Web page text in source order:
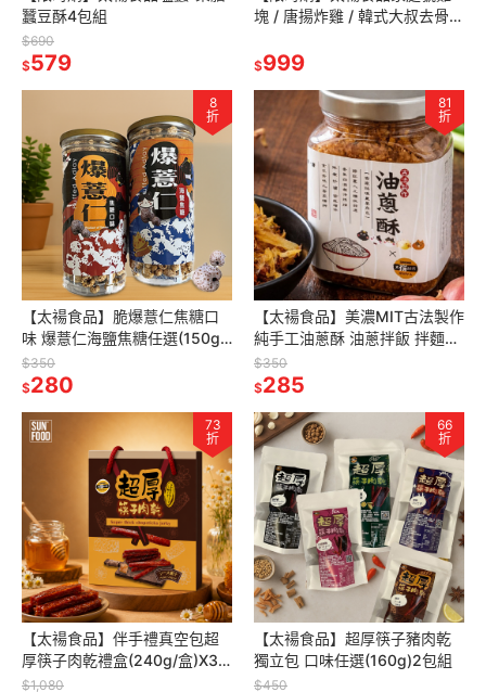
蠶豆酥4包組
$690
$579
塊 / 唐揚炸雞 / 韓式大叔去骨炸
$999
8
折
【太禓食品】脆爆薏仁焦糖口
味 爆薏仁海鹽焦糖任選(150g/
罐)
$350
$280
81
折
【太禓食品】美濃MIT古法製作
純手工油蔥酥 油蔥拌飯 拌麵油
蔥醬(300g/罐)
$350
$285
73
折
【太禓食品】伴手禮真空包超
厚筷子肉乾禮盒(240g/盒)X3
盒組
$1,080
66
折
【太禓食品】超厚筷子豬肉乾
獨立包 口味任選(160g)2包組
$450